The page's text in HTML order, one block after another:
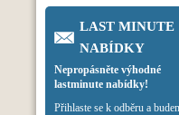
LAST MINUTE
NABÍDKY
Nepropásněte výhodné
lastminute nabídky!
Přihlaste se k odběru a